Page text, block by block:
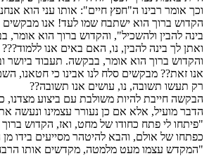
וכך אומר רבינו ה"חפץ חיים": אותו עני הוא
הקדוש ברוך הוא ישתבח שמו לעד! אנו מבקשים
בינה להבין ולהשכיל", והקדוש ברוך הוא
ואתן לך בינה להבין, נו, האם באים אנו
והקדוש ברוך הוא אומר, בבקשה. תעבוד ביושר
אנו זאת?? מבקשים סלח לנו אבינו כי חטאנו,
רק תעשו תשובה, נו, עושים אנו תשובה??
הבקשה חייבת להיות משולבת עם ביצוע מצדנו,
הדבר מועיל, אלא אם כן נעורר עצמינו ונעשה
"פיתחו לי פתח כחודו של מחט, ואז, הקדוש
כפתחו של אולם, והבא להיטהר מסייעים בידו
"המקדש עצמו מעט מלמטה, מקדשים אותו